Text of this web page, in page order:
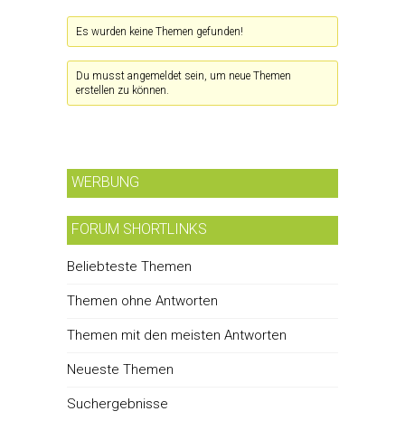
Es wurden keine Themen gefunden!
Du musst angemeldet sein, um neue Themen
erstellen zu können.
WERBUNG
FORUM SHORTLINKS
Beliebteste Themen
Themen ohne Antworten
Themen mit den meisten Antworten
Neueste Themen
Suchergebnisse